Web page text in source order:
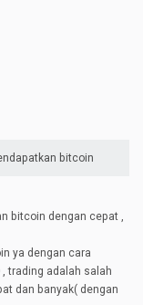
bitcoin
bitcoin dengan cepat ,
ya dengan cara
trading adalah salah
dan banyak( dengan